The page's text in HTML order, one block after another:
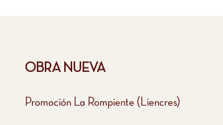
OBRA NUEVA
Promoción La Rompiente (Liencres)